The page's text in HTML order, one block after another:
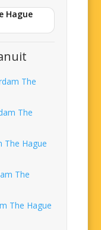
Hague
The
The
The Hague
The
The Hague